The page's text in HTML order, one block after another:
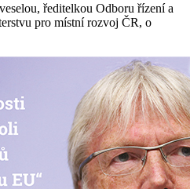
ředitelkou Odboru řízení a
pro místní rozvoj ČR, o